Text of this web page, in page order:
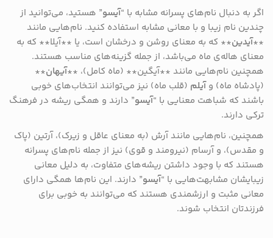
اگر به دنبال نام‌های پسرانه مشابه با “آیسو” هستید، می‌توانید از
چندین نام زیبا و با معانی مشابه استفاده کنید. نام‌هایی مانند
**آیدین** که به معنای روشن و درخشان است، یا **آیلا** که به
معنای هاله‌ی ماه می‌باشد، از جمله گزینه‌های مناسب هستند.
همچنین نام‌هایی مانند **آیگین** (ماه کامل)، **آیهان**
(پادشاه ماه) وآیلم (قلب ماه) نیز می‌توانند انتخاب‌های خوبی
باشند که شباهت معنایی با “آیسو” دارند و همگی ریشه در فرهنگ
ترکی دارند.
همچنین، نام‌هایی مانند آرش (به معنای عاقل و زیرک)، آرتین (پاک
و مقدس)، و آرسام (نیرومند و قوی) نیز از جمله نام‌های پسرانه
هستند که با وجود داشتن ریشه‌های متفاوت، به دلیل معانی
زیبایشان مشابهت‌هایی با “آیسو” دارند. این نام‌ها همگی دارای
معانی مثبت و ارزشمندی هستند که می‌توانند به خوبی برای
فرزندتان انتخاب شوند.